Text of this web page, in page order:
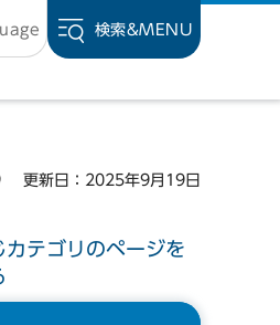
検索&MENU
更新日：2025年9月19日
カテゴリのページを